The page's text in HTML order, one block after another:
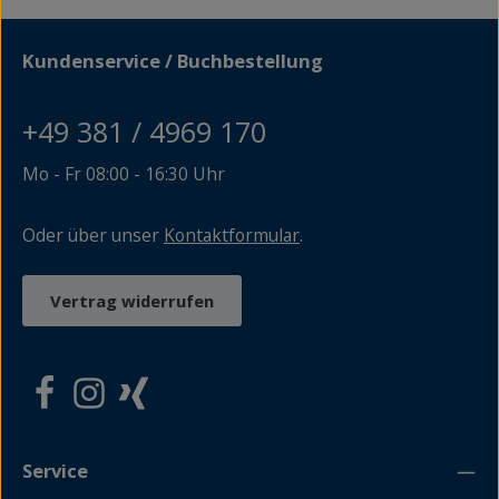
von Christine Becker laden zum Nachkochen ein,
Saisonkalender und Tipps vom Profi ergänzen das
Marmeladenkochbuch. Lassen Sie sich verführen!
Kundenservice / Buchbestellung
+49 381 / 4969 170
Mo - Fr 08:00 - 16:30 Uhr
Oder über unser Kontaktformular.
Vertrag widerrufen
Service